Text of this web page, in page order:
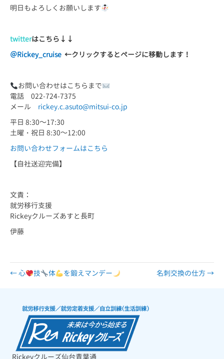
明日もよろしくお願いします
twitterはこちら ↓↓
＠Rickey_cruise ←クリックするとページに移動します！
お問い合わせはこちらまで
電話 022-724-7375
メール rickey.c.asuto@mitsui-co.jp
平日 8:30～17:30
土曜・祝日 8:30～12:00
お問い合わせフォームはこちら
【自社送迎完備】
文責：
就労移行支援
Rickeyクルーズあすと長町
伊藤
← 心 技 体 を鍛えマンデー 名刺交換の仕方 →
Rickeyクルーズ仙台青葉通